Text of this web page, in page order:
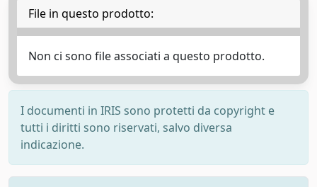
File in questo prodotto:
Non ci sono file associati a questo prodotto.
I documenti in IRIS sono protetti da copyright e
tutti i diritti sono riservati, salvo diversa
indicazione.